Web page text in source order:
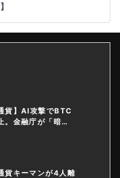
貨】AI攻撃でBTC
。金融庁が「暗号
ルコイン課」新設
貨キーマンが4人離